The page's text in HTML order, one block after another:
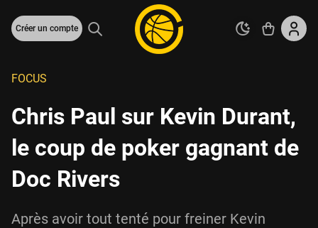
Créer un compte
FOCUS
Chris Paul sur Kevin Durant,
le coup de poker gagnant de
Doc Rivers
Après avoir tout tenté pour freiner Kevin